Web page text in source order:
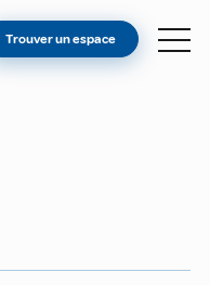
Trouver un espace